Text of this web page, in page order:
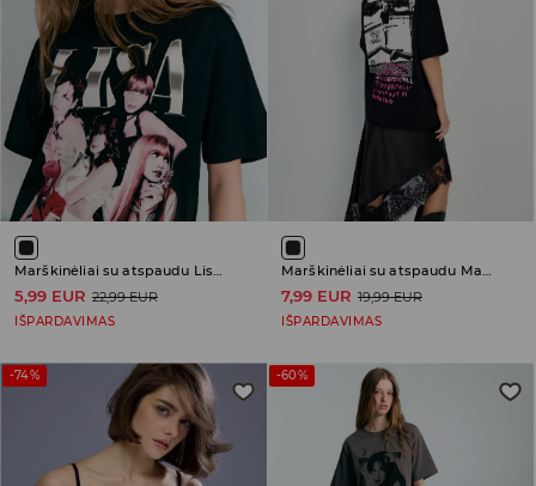
Marškinėliai su atspaudu Lisa Alterego
5,99 EUR 22,99 EUR
IŠPARDAVIMAS
Marškinėliai su atspaudu Machine Gun Kelly
7,99 EUR 19,99 EUR
IŠPARDAVIMAS
-74% -60%